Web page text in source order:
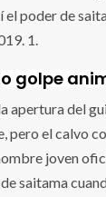
el poder de
1.
golpe
apertura del
pero el calvo
joven
saitama